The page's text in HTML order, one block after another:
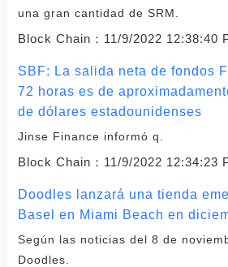
una gran cantidad de SRM.
Block Chain： 11/9/2022 12:38:40
SBF: La salida neta de fondos
72 horas es de
de dólares estadounidenses
Jinse Finance informó q.
Block Chain： 11/9/2022 12:34:23
Doodles lanzará una tienda
Basel en Miami Beach en
Según las noticias del 8 de
Doodles.